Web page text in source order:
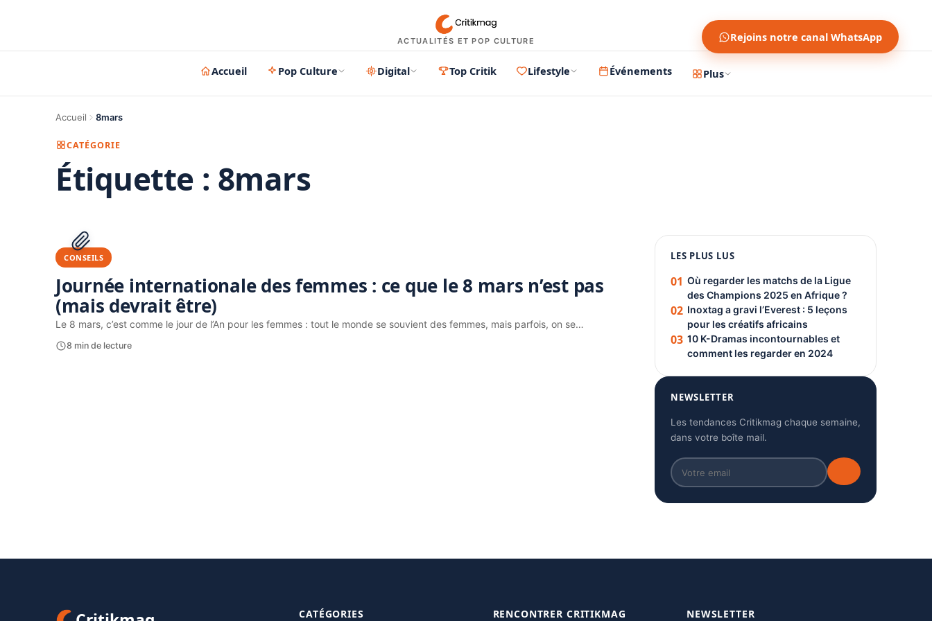
ACTUALITÉS ET POP CULTURE Rejoins notre canal WhatsApp
Accueil Pop Culture Digital Top Critik Lifestyle Événements Plus
Accueil 8mars
CATÉGORIE
Étiquette : 8mars
CONSEILS
Journée internationale des femmes : ce que le 8 mars n’est pas
(mais devrait être)
Le 8 mars, c’est comme le jour de l’An pour les femmes : tout le monde se souvient des femmes, mais parfois, on se…
8 min de lecture
PUBLICITÉ
LES PLUS LUS
01 Où regarder les matchs de la Ligue
des Champions 2025 en Afrique ?
02 Inoxtag a gravi l’Everest : 5 leçons
pour les créatifs africains
03 10 K-Dramas incontournables et
comment les regarder en 2024
NEWSLETTER
Les tendances Critikmag chaque semaine,
dans votre boîte mail.
CATÉGORIES RENCONTRER CRITIKMAG NEWSLETTER